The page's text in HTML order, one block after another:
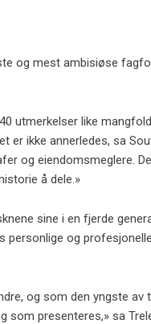
og mest ambisiøse
utmerkelser like
er ikke annerledes, sa
og eiendomsmeglere.
å dele.»
sine i en fjerde
personlige og
og som den yngste
som presenteres,» sa